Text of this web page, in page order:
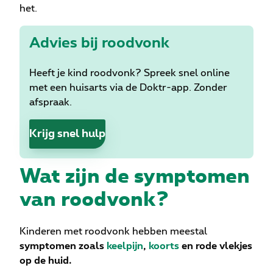
het.
Advies bij roodvonk
Heeft je kind roodvonk? Spreek snel online
met een huisarts via de Doktr-app. Zonder
afspraak.
Krijg snel hulp
Wat zijn de symptomen
van roodvonk?
Kinderen met roodvonk hebben meestal
symptomen zoals keelpijn, koorts en rode vlekjes
op de huid.